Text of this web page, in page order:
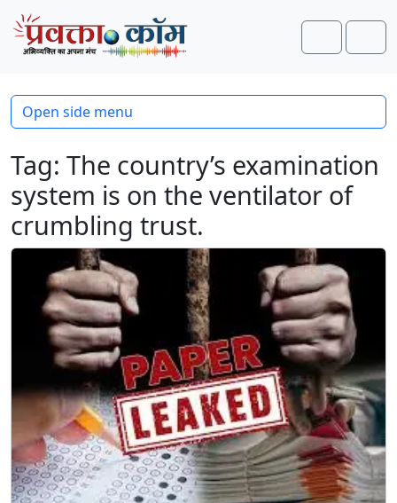
Skip to content
Skip to footer
Search
Tag: The country’s examination
system is on the ventilator of
crumbling trust.
Open side menu